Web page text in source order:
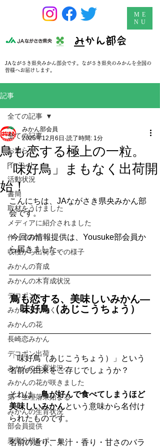
​みかん部会
ME
NU
JAながさき県央みかん部会です。ながさき県央のみかんを全国の
皆様へお届けします。
記事
全ての記事
お知らせ
イベント
活動状況
書簡
取材をうけました
メディアに紹介されました
作ってみた
収穫から出荷までの様子
みかんの育成
みかんの木育成状況
デコポン
みかんうんちく
みかんの花
長崎恋みかん
デコポン出荷
みかんの生育状況
みかんの花が咲きました
第一生理落果始まる
みかんの生育状況
部会員提供
果実分析レポート
全ての記事
鳥も恋する極上の一粒。
「味好鳥」まもなく出荷開
始！
みかん部会員
2025年12月6日 読了時間: 1分
こんにちは、JAながさき県央みかん部
会です。
今回の情報提供は、Yousuke部会員か
ら届きました。
鳥も恋する、美味しいみかん—
味好鳥（あじこうちょう）
「味好鳥（あじこうちょう）」という
名前の由来をご存じでしょうか？
それは、鳥が好んで食べてしまうほど
美味しいみかんという意味から名付け
られたものです。
名前の通り、果汁・香り・甘さのバラ